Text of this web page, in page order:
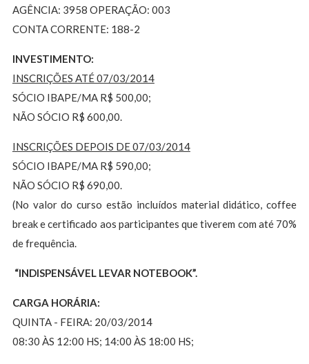
AGÊNCIA: 3958 OPERAÇÃO: 003
CONTA CORRENTE: 188-2
INVESTIMENTO:
INSCRIÇÕES ATÉ 07/03/2014
SÓCIO IBAPE/MA R$ 500,00;
NÃO SÓCIO R$ 600,00.
INSCRIÇÕES DEPOIS DE 07/03/2014
SÓCIO IBAPE/MA R$ 590,00;
NÃO SÓCIO R$ 690,00.
(No valor do curso estão incluídos material didático, coffee
break e certificado aos participantes que tiverem com até 70%
de frequência.
“INDISPENSÁVEL LEVAR NOTEBOOK”.
CARGA HORÁRIA:
QUINTA - FEIRA: 20/03/2014
08:30 ÀS 12:00 HS; 14:00 ÀS 18:00 HS;